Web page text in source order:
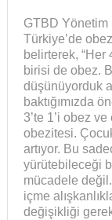
GTBD Yönetim
Türkiye’de
belirterek, “Her
birisi de obez.
düşünüyorduk
baktığımızda
3’te 1’i obez
obezitesi.
artıyor. Bu
yürütebileceği
mücadele
içme
değişikliği